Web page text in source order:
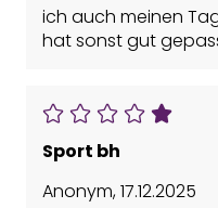
ich auch meinen
hat sonst gut
Sport bh
Anonym,17.12.2025